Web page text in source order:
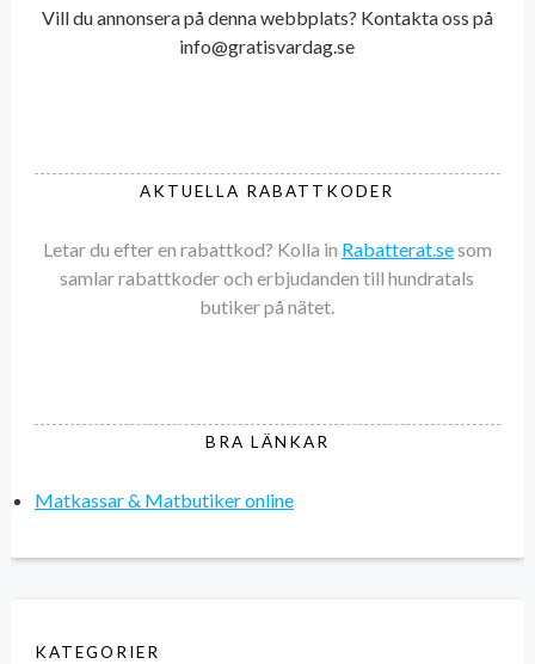
Vill du annonsera på denna webbplats? Kontakta oss på
info@gratisvardag.se
AKTUELLA RABATTKODER
Letar du efter en rabattkod? Kolla in Rabatterat.sesom
samlar rabattkoder och erbjudanden till hundratals
butiker på nätet.
BRA LÄNKAR
Matkassar & Matbutiker online
KATEGORIER